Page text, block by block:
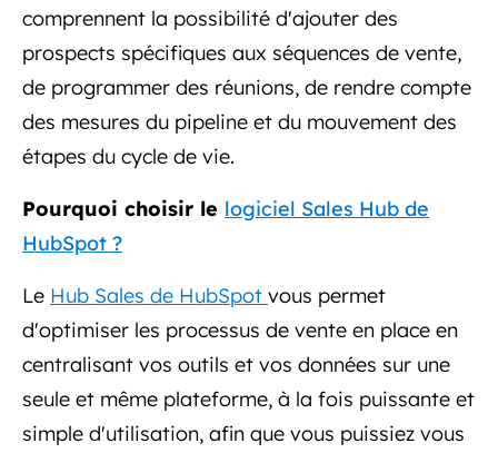
comprennent la possibilité d'ajouter des
prospects spécifiques aux séquences de vente,
de programmer des réunions, de rendre compte
des mesures du pipeline et du mouvement des
étapes du cycle de vie.
Pourquoi choisir le logiciel Sales Hub de
HubSpot ?
Le Hub Sales de HubSpot vous permet
d'optimiser les processus de vente en place en
centralisant vos outils et vos données sur une
seule et même plateforme, à la fois puissante et
simple d'utilisation, afin que vous puissiez vous